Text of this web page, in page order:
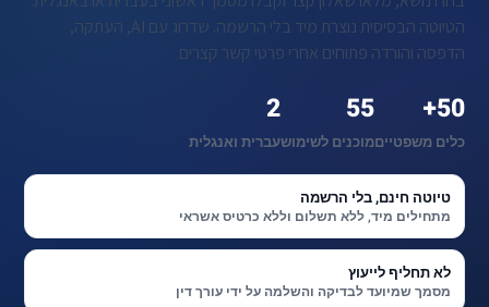
הטיוטה הבסיסית נוצרת מיד בלי הרשמה. שדרוג עם AI, העתקה,
הדפסה והורדה פתוחים אחרי פרטי קשר קצרים.
50+
כלים משפטיים
55
מוכנים לשימוש
2
עברית ואנגלית
טיוטה חינם, בלי הרשמה
מתחילים מיד, ללא תשלום וללא כרטיס אשראי
לא תחליף לייעוץ
מסמך שמיועד לבדיקה והשלמה על ידי עורך דין